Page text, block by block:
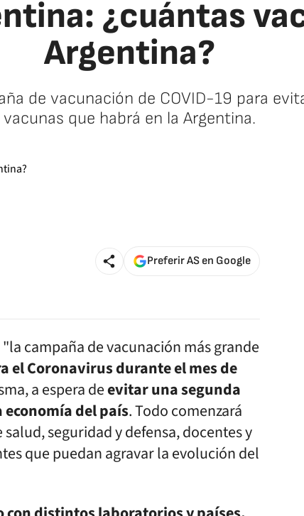
¿cuántas
Argentina?
de vacunación de COVID-19 para
vacunas que habrá en la Argentina.
Preferir AS en Google
campaña de vacunación más grande
el Coronavirus durante el mes de
a espera deevitar una segunda
del país. Todo comenzará
seguridad y defensa, docentes y
que puedan agravar la evolución del